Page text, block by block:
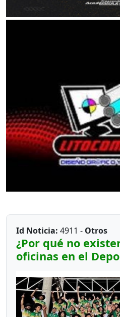
Id Noticia: 4911 - Otros
¿Por qué no
oficinas en el